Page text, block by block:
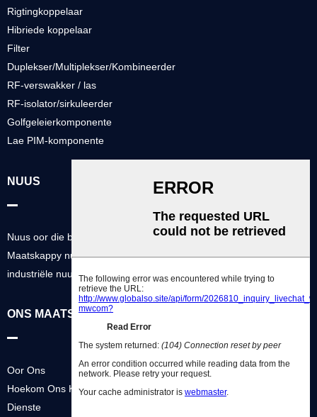
Rigtingkoppelaar
Hibriede koppelaar
Filter
Duplekser/Multiplekser/Kombineerder
RF-verswakker / las
RF-isolator/sirkuleerder
Golfgeleierkomponente
Lae PIM-komponente
NUUS
Nuus oor die bedryf
Maatskappy nuus
industriële nuus
ONS MAATSKAPPY
Oor Ons
Hoekom Ons Kies
Dienste